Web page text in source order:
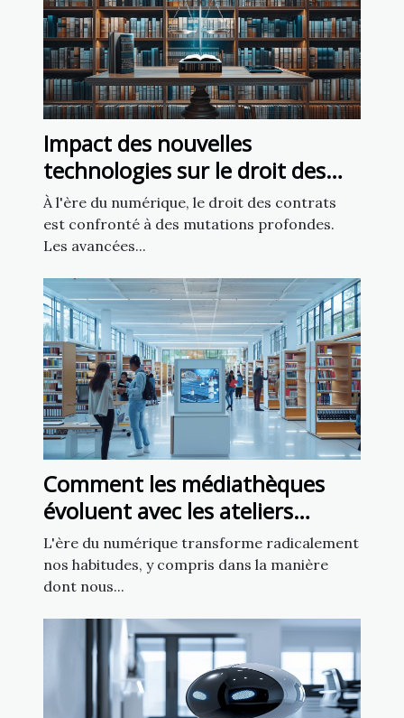
Impact des nouvelles
technologies sur le droit des
contrats
À l'ère du numérique, le droit des contrats
est confronté à des mutations profondes.
Les avancées...
Comment les médiathèques
évoluent avec les ateliers
d'intelligence artificielle
L'ère du numérique transforme radicalement
nos habitudes, y compris dans la manière
dont nous...